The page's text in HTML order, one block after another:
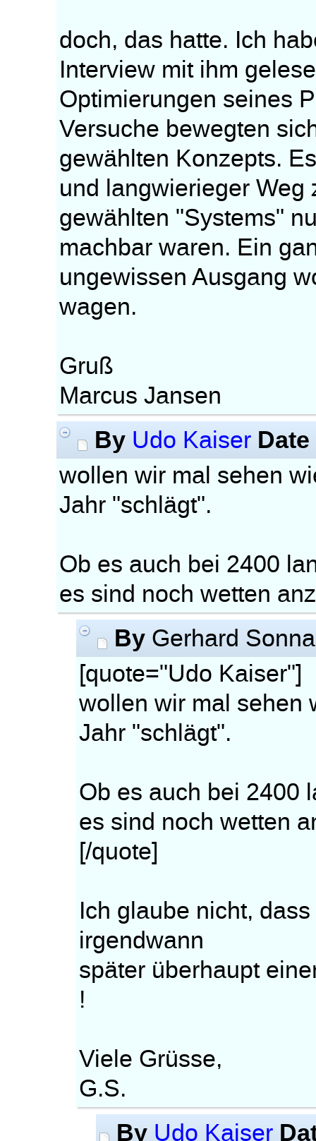
doch, das hatte. Ich
Interview mit ihm
Optimierungen seines
Versuche bewegten
gewählten Konzepts.
und langwierieger
gewählten "Systems"
machbar waren. Ein
ungewissen Ausgang
wagen.
Gruß
Marcus Jansen
By Udo Kaiser Date
wollen wir mal sehen
Jahr "schlägt".
Ob es auch bei 2400
es sind noch wetten
By Gerhard
[quote="Udo Kaiser"]
wollen wir mal sehen
Jahr "schlägt".
Ob es auch bei 2400
es sind noch wetten
[/quote]
Ich glaube nicht,
irgendwann
später überhaupt
!
Viele Grüsse,
G.S.
By Udo Kaiser